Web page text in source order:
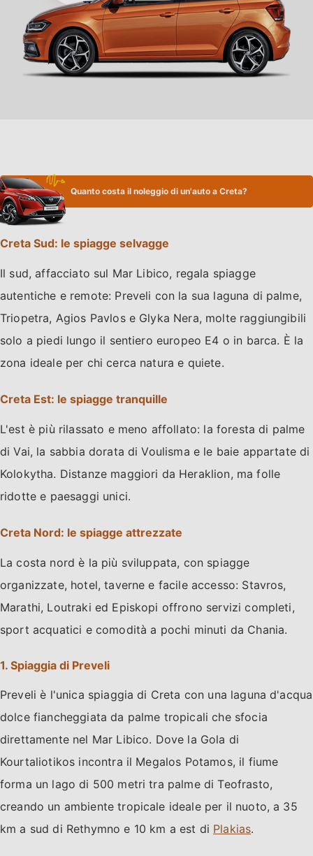
Quanto costa il noleggio di un'auto a Creta?
Creta Sud: le spiagge selvagge
Il sud, affacciato sul Mar Libico, regala spiagge
autentiche e remote: Preveli con la sua laguna di palme,
Triopetra, Agios Pavlos e Glyka Nera, molte raggiungibili
solo a piedi lungo il sentiero europeo E4 o in barca. È la
zona ideale per chi cerca natura e quiete.
Creta Est: le spiagge tranquille
L'est è più rilassato e meno affollato: la foresta di palme
di Vai, la sabbia dorata di Voulisma e le baie appartate di
Kolokytha. Distanze maggiori da Heraklion, ma folle
ridotte e paesaggi unici.
Creta Nord: le spiagge attrezzate
La costa nord è la più sviluppata, con spiagge
organizzate, hotel, taverne e facile accesso: Stavros,
Marathi, Loutraki ed Episkopi offrono servizi completi,
sport acquatici e comodità a pochi minuti da Chania.
1. Spiaggia di Preveli
Preveli è l'unica spiaggia di Creta con una laguna d'acqua
dolce fiancheggiata da palme tropicali che sfocia
direttamente nel Mar Libico. Dove la Gola di
Kourtaliotikos incontra il Megalos Potamos, il fiume
forma un lago di 500 metri tra palme di Teofrasto,
creando un ambiente tropicale ideale per il nuoto, a 35
km a sud di Rethymno e 10 km a est di Plakias.